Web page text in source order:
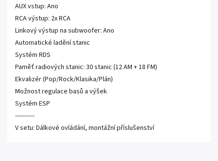
AUX vstup: Ano
RCA výstup: 2x RCA
Linkový výstup na subwoofer: Ano
Automatické ladění stanic
Systém RDS
Paměť radiových stanic: 30 stanic (12 AM + 18 FM)
Ekvalizér (Pop/Rock/Klasika/Plán)
Možnost regulace basů a výšek
Systém ESP
----------
V setu: Dálkové ovládání, montážní příslušenství